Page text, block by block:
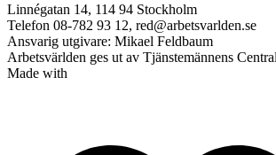
Linnégatan 14, 114 94 Stockholm
Telefon 08-782 93 12, red@arbetsvarlden.se
Ansvarig utgivare: Mikael Feldbaum
Arbetsvärlden ges ut av Tjänstemännens
Made with